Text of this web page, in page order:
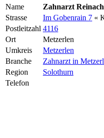
Name
Zahnarzt Reinach
Strasse
Im Gobenrain 7 «
Postleitzahl 4116
Ort
Metzerlen
Umkreis
Metzerlen
Branche
Zahnarzt in
Region
Solothurn
Telefon